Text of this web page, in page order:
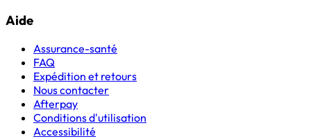
Aide
Assurance-santé
FAQ
Expédition et retours
Nous contacter
Afterpay
Conditions d'utilisation
Accessibilité